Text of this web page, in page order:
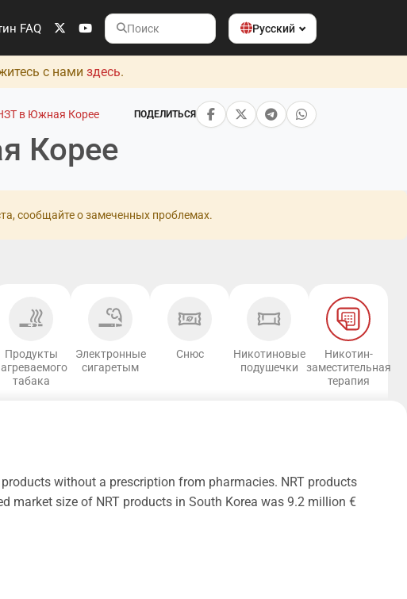
FAQ
Поиск
Русский
с нами здесь.
в Южная Корее ПОДЕЛИТЬСЯ
Корее
сообщайте о замеченных проблемах.
Продукты
табака
Электронные
сигаретым
Снюс
Никотиновые
подушечки
Никотин-
заместительная
терапия
without a prescription from pharmacies. NRT products
market size of NRT products in South Korea was 9.2 million €